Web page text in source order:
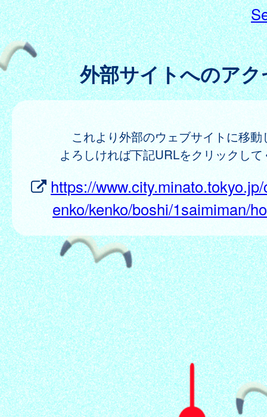
外部サイトへのア
これより外部のウェブサイトに移動
よろしければ下記URLをクリックし
https://
enko/kenko/boshi/1saimiman/